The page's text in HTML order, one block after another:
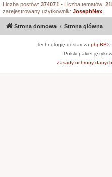
Liczba postów: 374071 • Liczba tematów:
zarejestrowany użytkownik: JosephNex
Strona domowa Strona główna
Technologię dostarcza phpBB®
Polski pakiet
Zasady ochrony